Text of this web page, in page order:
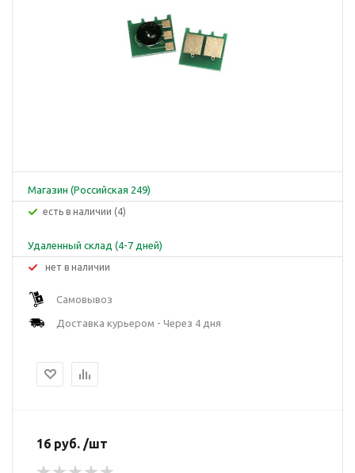
Магазин (Российская 249)
Есть в наличии (4)
Удаленный склад (4-7 дней)
Нет в наличии
Самовывоз
Доставка курьером - Через 4 дня
16 руб. /шт